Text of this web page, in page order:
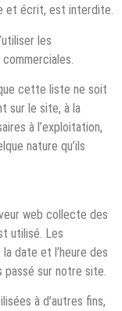
et écrit, est interdite.
les
cette liste ne soit
sur le site, à la
à l’exploitation,
nature qu’ils
web collecte des
utilisé. Les
date et l’heure des
sur notre site.
à d’autres fins,